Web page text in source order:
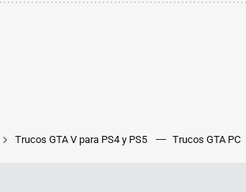
Trucos GTA V para PS4 y PS5 Trucos GTA PC